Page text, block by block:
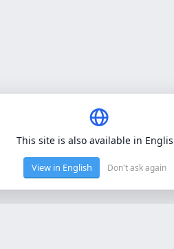
No utilizamos cookies de terceros.
This site is also available in
View in English Don't ask again